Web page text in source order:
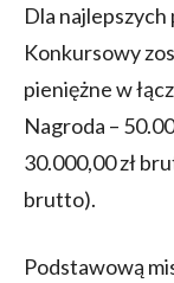
Dla
Konkursowy
pieniężne w
Nagroda –
30.000,00 zł
brutto).
Podstawową